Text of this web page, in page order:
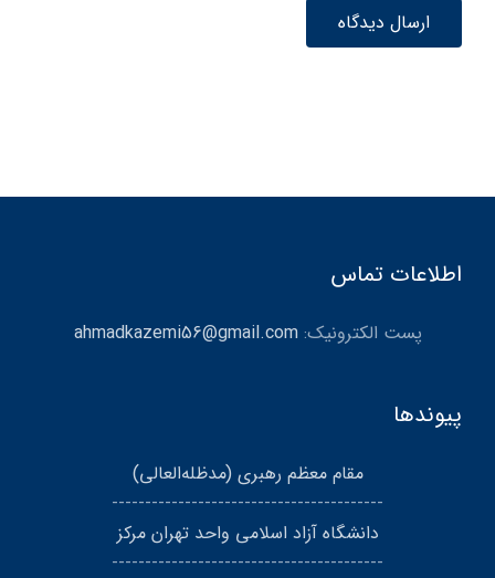
اطلاعات تماس
پست الکترونیک:ahmadkazemi56@gmail.com
پیوندها
مقام معظم رهبری (مد‌ظله‌العالی)
-----------------------------------------
دانشگاه آزاد اسلامی واحد تهران مرکز
-----------------------------------------